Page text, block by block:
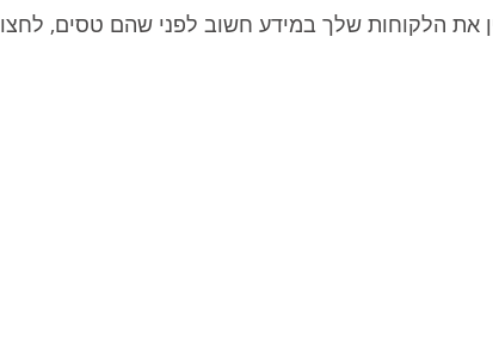
את הלקוחות שלך במידע חשוב לפני שהם טסים, לחצו